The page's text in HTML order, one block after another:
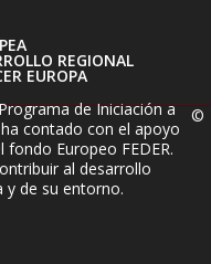
REGIONAL
EUROPA
de Iniciación a
contado con el apoyo
fondo Europeo FEDER.
al desarrollo
y de su entorno.
©